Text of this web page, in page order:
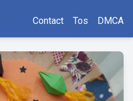
Contact Tos DMCA